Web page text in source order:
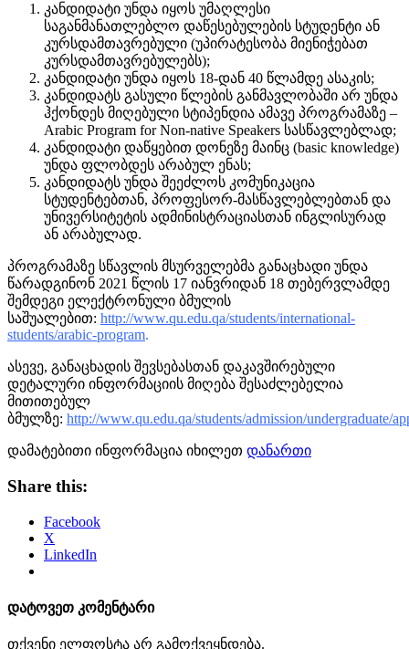
კანდიდატი უნდა იყოს უმაღლესი
საგანმანათლებლო დაწესებულების სტუდენტი ან
კურსდამთავრებული (უპირატესობა მიენიჭებათ
კურსდამთავრებულებს);
კანდიდატი უნდა იყოს 18-დან 40 წლამდე ასაკის;
კანდიდატს გასული წლების განმავლობაში არ უნდა
ჰქონდეს მიღებული სტიპენდია ამავე პროგრამაზე –
Arabic Program for Non-native Speakers სასწავლებლად;
კანდიდატი დაწყებით დონეზე მაინც (basic knowledge)
უნდა ფლობდეს არაბულ ენას;
კანდიდატს უნდა შეეძლოს კომუნიკაცია
სტუდენტებთან, პროფესორ-მასწავლებლებთან და
უნივერსიტეტის ადმინისტრაციასთან ინგლისურად
ან არაბულად.
პროგრამაზე სწავლის მსურველებმა განაცხადი უნდა
წარადგინონ 2021 წლის 17 იანვრიდან 18 თებერვლამდე
შემდეგი ელექტრონული ბმულის
საშუალებით: http://www.qu.edu.qa/students/international-
students/arabic-program.
ასევე, განაცხადის შევსებასთან დაკავშირებული
დეტალური ინფორმაციის მიღება შესაძლებელია
მითითებულ
ბმულზე: http://www.qu.edu.qa/students/admission/undergraduate/
დამატებითი ინფორმაცია იხილეთ დანართი
Share this:
Facebook
X
LinkedIn
დატოვეთ კომენტარი
თქვენი ელფოსტა არ გამოქვეყნდება.